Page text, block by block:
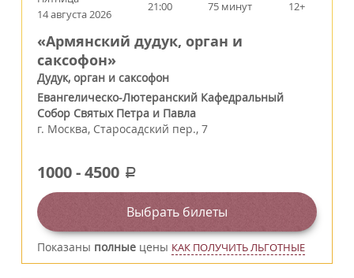
14 августа 2026
21:00 75 минут 12+
«Армянский дудук, орган и
саксофон»
Дудук, орган и саксофон
Евангелическо-Лютеранский Кафедральный
Собор Святых Петра и Павла
г. Москва, Старосадский пер., 7
1000-4500 a
Выбрать билеты
Показаны полные цены КАК ПОЛУЧИТЬ ЛЬГОТНЫЕ